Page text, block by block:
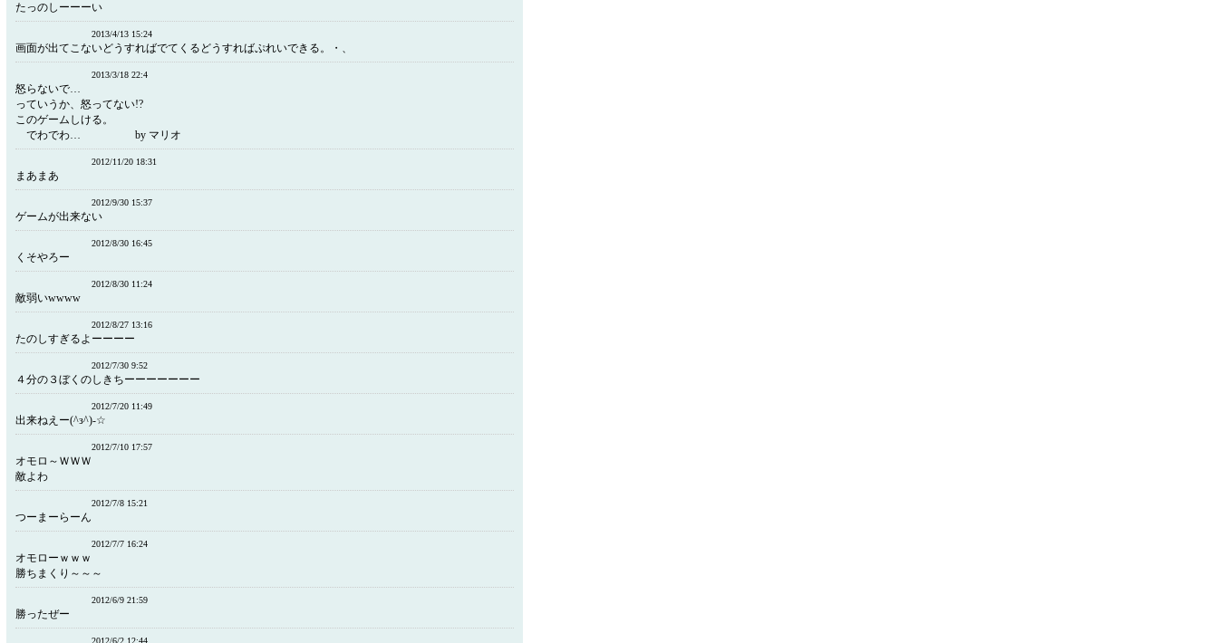
たっのしーーーい
2013/4/13 15:24
画面が出てこないどうすればでてくるどうすればぷれいできる。・、
2013/3/18 22:4
怒らないで…
っていうか、怒ってない!?
このゲームしける。
でわでわ… by マリオ
2012/11/20 18:31
まあまあ
2012/9/30 15:37
ゲームが出来ない
2012/8/30 16:45
くそやろー
2012/8/30 11:24
敵弱いwwww
2012/8/27 13:16
たのしすぎるよーーーー
2012/7/30 9:52
４分の３ぼくのしきちーーーーーーー
2012/7/20 11:49
出来ねえー(^з^)-☆
2012/7/10 17:57
オモロ～ＷＷＷ
敵よわ
2012/7/8 15:21
つーまーらーん
2012/7/7 16:24
オモローｗｗｗ
勝ちまくり～～～
2012/6/9 21:59
勝ったぜー
2012/6/2 12:44